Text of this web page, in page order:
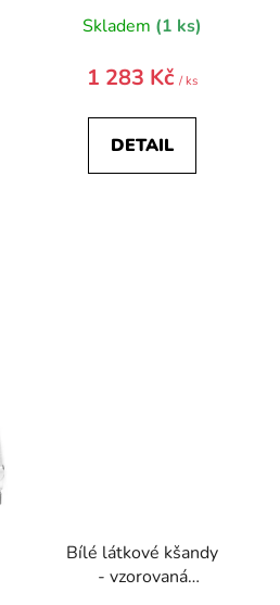
Skladem (1 ks)
1 283 Kč / ks
DETAIL
Bílé látkové kšandy
- vzorovaná